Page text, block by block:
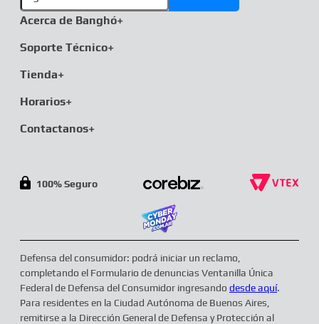
Acerca de Banghó+
Soporte Técnico+
Tienda+
Horarios+
Contactanos+
100% Seguro
Defensa del consumidor: podrá iniciar un reclamo,
completando el Formulario de denuncias Ventanilla Única
Federal de Defensa del Consumidor ingresando desde aquí.
Para residentes en la Ciudad Autónoma de Buenos Aires,
remitirse a la Dirección General de Defensa y Protección al